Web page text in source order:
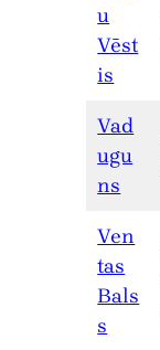
u
Vēst
is
Vad
ugu
ns
Ven
tas
Bals
s